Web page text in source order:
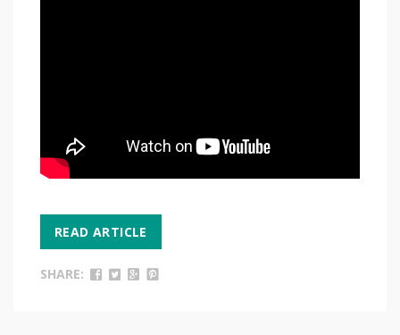
READ ARTICLE
SHARE: